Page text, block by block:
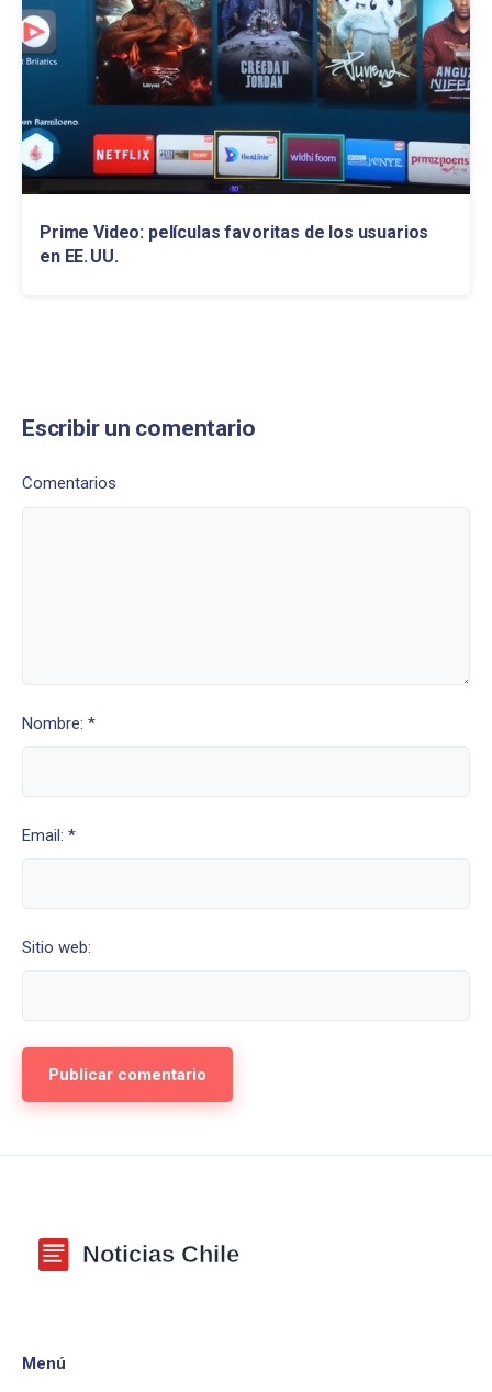
Prime Video: películas favoritas de los usuarios
en EE. UU.
Escribir un comentario
Comentarios
Nombre: *
Email: *
Sitio web:
Menú